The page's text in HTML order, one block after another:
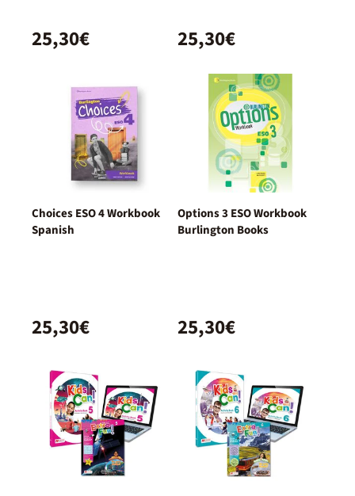
25,30€ 25,30€
Choices ESO 4 Workbook
Spanish
25,30€
Options 3 ESO Workbook
Burlington Books
25,30€